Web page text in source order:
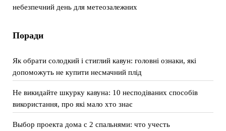
небезпечний день для метеозалежних
Поради
Як обрати солодкий і стиглий кавун: головні ознаки, які
допоможуть не купити несмачний плід
Не викидайте шкурку кавуна: 10 несподіваних способів
використання, про які мало хто знає
Выбор проекта дома с 2 спальнями: что учесть